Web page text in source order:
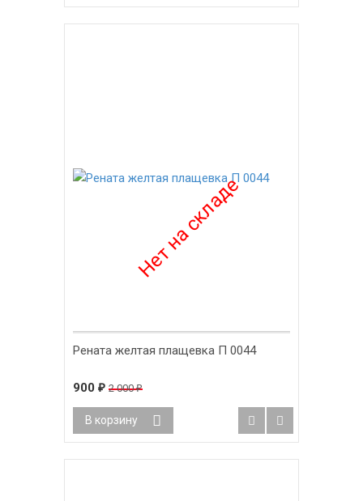
Рената желтая плащевка П 0044
900 ₽ 2 000₽
В корзину